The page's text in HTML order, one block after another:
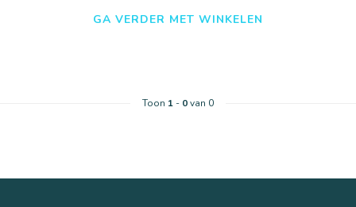
GA VERDER MET WINKELEN
Toon 1 - 0van 0